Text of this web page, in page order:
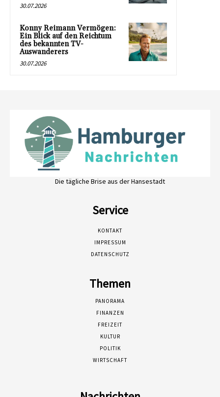
30.07.2026
Konny Reimann Vermögen:
Ein Blick auf den Reichtum
des bekannten TV-
Auswanderers
30.07.2026
Die tägliche Brise aus der Hansestadt
Service
KONTAKT
IMPRESSUM
DATENSCHUTZ
Themen
PANORAMA
FINANZEN
FREIZEIT
KULTUR
POLITIK
WIRTSCHAFT